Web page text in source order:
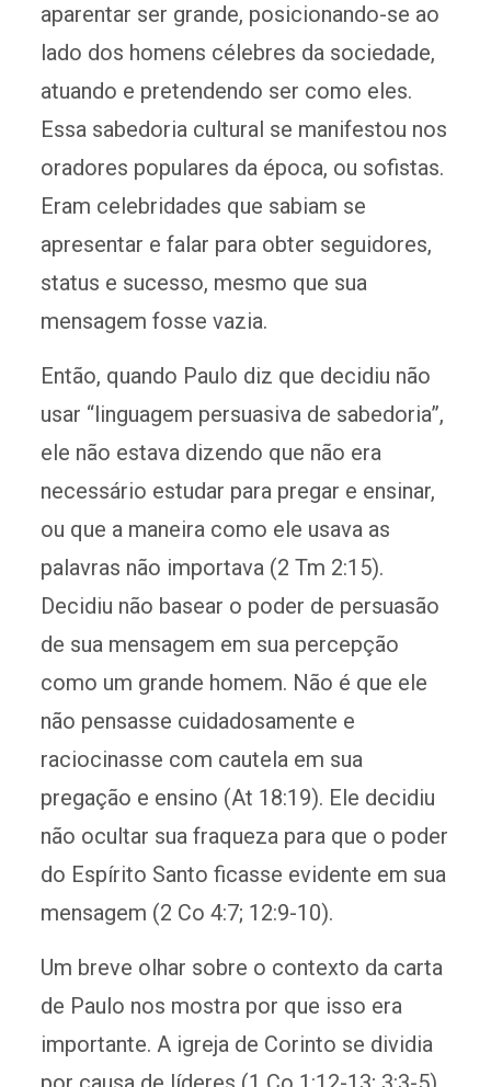
aparentar ser grande, posicionando-se ao
lado dos homens célebres da sociedade,
atuando e pretendendo ser como eles.
Essa sabedoria cultural se manifestou nos
oradores populares da época, ou sofistas.
Eram celebridades que sabiam se
apresentar e falar para obter seguidores,
status e sucesso, mesmo que sua
mensagem fosse vazia.
Então, quando Paulo diz que decidiu não
usar “linguagem persuasiva de sabedoria”,
ele não estava dizendo que não era
necessário estudar para pregar e ensinar,
ou que a maneira como ele usava as
palavras não importava (2 Tm 2:15).
Decidiu não basear o poder de persuasão
de sua mensagem em sua percepção
como um grande homem. Não é que ele
não pensasse cuidadosamente e
raciocinasse com cautela em sua
pregação e ensino (At 18:19). Ele decidiu
não ocultar sua fraqueza para que o poder
do Espírito Santo ficasse evidente em sua
mensagem (2 Co 4:7; 12:9-10).
Um breve olhar sobre o contexto da carta
de Paulo nos mostra por que isso era
importante. A igreja de Corinto se dividia